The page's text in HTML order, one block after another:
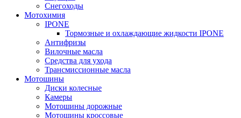
Снегоходы
Мотохимия
IPONE
Тормозные и охлаждающие жидкости IPONE
Антифризы
Вилочные масла
Средства для ухода
Трансмиссионные масла
Мотошины
Диски колесные
Камеры
Мотошины дорожные
Мотошины кроссовые